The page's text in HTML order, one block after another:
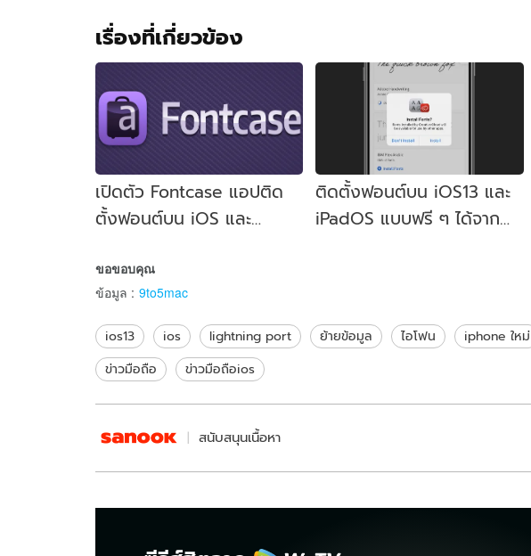
เรื่องที่เกี่ยวข้อง
เปิดตัว Fontcase แอปติด
ตั้งฟอนต์บน iOS และ
ติดตั้งฟอนต์บน iOS13 และ
iPadOS แบบฟรี ๆ ได้จาก
ขอขอบคุณ
ข้อมูล : 9to5mac
ios13 ios lightning port ย้ายข้อมูล ไอโฟน iphone ใหม่
ข่าวมือถือ
ข่าวมือถือios
สนับสนุนเนื้อหา